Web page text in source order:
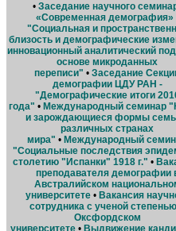
• Заседание научного
«Современная демография»
"Социальная и
близость и демографические
инновационный аналитический
основе микроданных
переписи" • Заседание
демографии ЦДУ РАН -
"Демографические итоги
года" • Международный семинар
и зарождающиеся формы
различных странах
мира" • Международный
"Социальные последствия
столетию "Испанки" 1918 г." •
преподавателя демографии
Австралийском
университете• Вакансия
сотрудника с ученой
Оксфордском